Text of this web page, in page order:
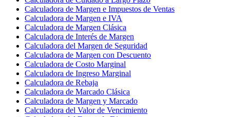
Calculadora de Margen e Impuestos de Ventas
Calculadora de Margen e IVA
Calculadora de Margen Clásica
Calculadora de Interés de Margen
Calculadora del Margen de Seguridad
Calculadora de Margen con Descuento
Calculadora de Costo Marginal
Calculadora de Ingreso Marginal
Calculadora de Rebaja
Calculadora de Marcado Clásica
Calculadora de Margen y Marcado
Calculadora del Valor de Vencimiento